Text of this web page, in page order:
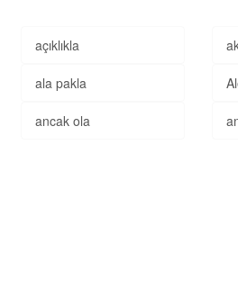
açıklıkla
ala pakla
ancak ola